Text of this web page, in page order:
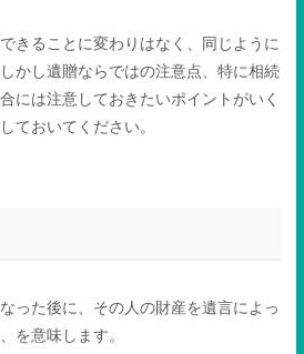
きることに変わりはなく、同じように
かし遺贈ならではの注意点、特に相続
には注意しておきたいポイントがいく
ておいてください。
った後に、その人の財産を遺言によっ
を意味します。